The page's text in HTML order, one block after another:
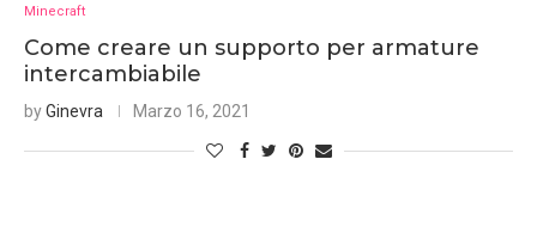
Minecraft
Come creare un supporto per armature
intercambiabile
byGinevra Marzo 16, 2021